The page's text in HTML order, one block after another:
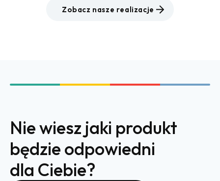
Zobacz nasze realizacje
Nie wiesz jaki produkt
będzie odpowiedni
dla Ciebie?